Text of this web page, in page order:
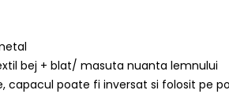
bej + blat/ masuta nuanta lemnului
capacul poate fi inversat si folosit pe